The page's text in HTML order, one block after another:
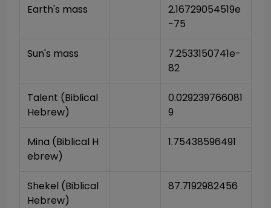
Earth's mass
2.16729054519e
-75
Sun's mass
7.2533150741e-
82
Talent (Biblical
Hebrew)
0.029239766081
9
Mina (Biblical H
ebrew)
1.75438596491
Shekel (Biblical
Hebrew)
87.7192982456